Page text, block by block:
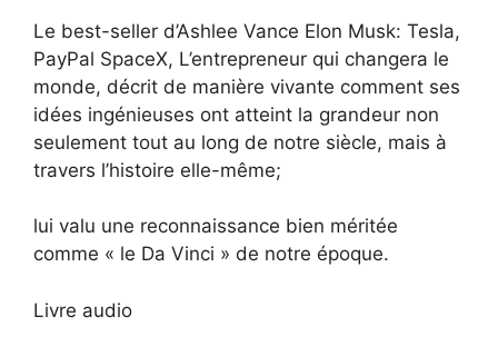
Le best-seller d’Ashlee Vance Elon Musk: Tesla,
PayPal SpaceX, L’entrepreneur qui changera le
monde, décrit de manière vivante comment ses
idées ingénieuses ont atteint la grandeur non
seulement tout au long de notre siècle, mais à
travers l’histoire elle-même;
lui valu une reconnaissance bien méritée
comme « le Da Vinci » de notre époque.
Livre audio